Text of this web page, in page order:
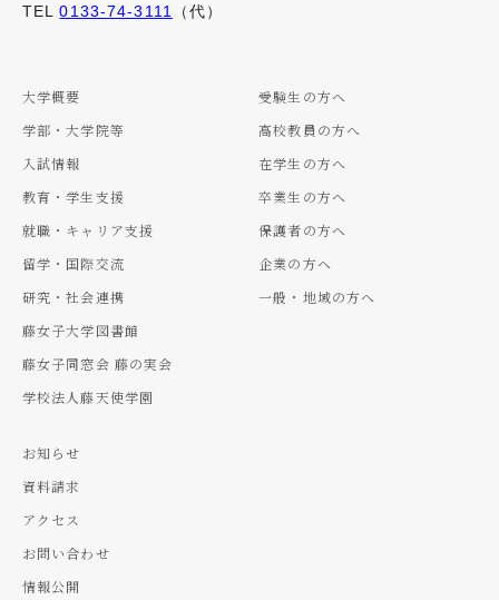
TEL0133-74-3111 （代）
大学概要
学部・大学院等
入試情報
教育・学生支援
就職・キャリア支援
留学・国際交流
研究・社会連携
藤女子大学図書館
藤女子同窓会 藤の実会
学校法人藤天使学園
受験生の方へ
高校教員の方へ
在学生の方へ
卒業生の方へ
保護者の方へ
企業の方へ
一般・地域の方へ
お知らせ
資料請求
アクセス
お問い合わせ
情報公開